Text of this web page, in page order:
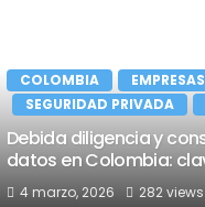
COLOMBIA
EMPRESAS
SEGURIDAD PRIVADA
Debida diligencia y
datos en Colombia:
4 marzo, 2026 282 views